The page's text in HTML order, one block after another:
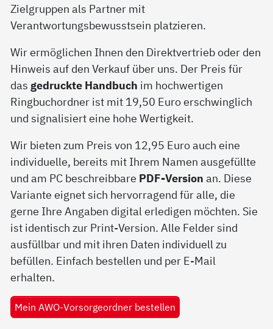
Zielgruppen als Partner mit
Verantwortungsbewusstsein platzieren.
Wir ermöglichen Ihnen den Direktvertrieb oder den
Hinweis auf den Verkauf über uns. Der Preis für
das gedruckte Handbuch im hochwertigen
Ringbuchordner ist mit 19,50 Euro erschwinglich
und signalisiert eine hohe Wertigkeit.
Wir bieten zum Preis von 12,95 Euro auch eine
individuelle, bereits mit Ihrem Namen ausgefüllte
und am PC beschreibbare PDF-Version an. Diese
Variante eignet sich hervorragend für alle, die
gerne Ihre Angaben digital erledigen möchten. Sie
ist identisch zur Print-Version. Alle Felder sind
ausfüllbar und mit ihren Daten individuell zu
befüllen. Einfach bestellen und per E-Mail
erhalten.
Mein AWO-Vorsorgeordner bestellen